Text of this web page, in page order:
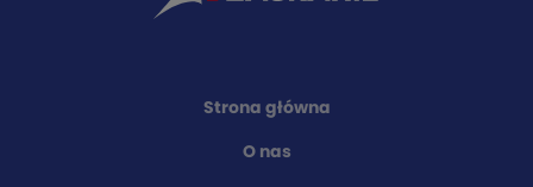
Strona główna
O nas